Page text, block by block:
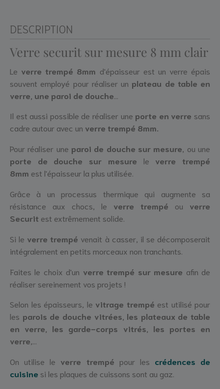
DESCRIPTION
Verre securit sur mesure 8 mm clair
Le verre trempé 8mm d'épaisseur est un verre épais
souvent employé pour réaliser un plateau de table en
verre, une paroi de douche
Il est aussi possible de réaliser une porte en verre sans
cadre autour avec un verre trempé 8mm.
Pour réaliser une paroi de douche sur mesure , ou une
porte de douche sur mesure le verre trempé
8mm est l'épaisseur la plus utilisée.
Grâce à un processus thermique qui augmente sa
résistance aux chocs, le verre trempé ou verre
Securit est extrêmement solide.
Si le verre trempé venait à casser, il se décomposerait
intégralement en petits morceaux non tranchants.
Faites le choix d'un verre trempé sur mesure afin de
réaliser sereinement vos projets !
Selon les épaisseurs, le vitrage trempé est utilisé pour
les parois de douche vitrées, les plateaux de table
en verre, les garde-corps vitrés, les portes en
verre,...
On utilise le verre trempé pour les crédences de
cuisine si les plaques de cuissons sont au gaz.